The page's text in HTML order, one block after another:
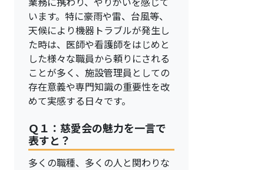
います。特に豪雨や雷、台風等、
天候により機器トラブルが発生し
た時は、医師や看護師をはじめと
した様々な職員から頼りにされる
ことが多く、施設管理員としての
存在意義や専門知識の重要性を改
めて実感する日々です。
Ｑ１：慈愛会の魅力を一言で
表すと？
多くの職種、多くの人と関わりな